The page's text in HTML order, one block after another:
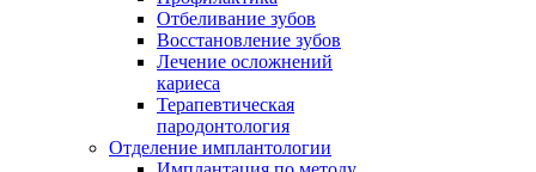
Отбеливание зубов
Восстановление зубов
Лечение осложнений
кариеса
Терапевтическая
пародонтология
Отделение имплантологии